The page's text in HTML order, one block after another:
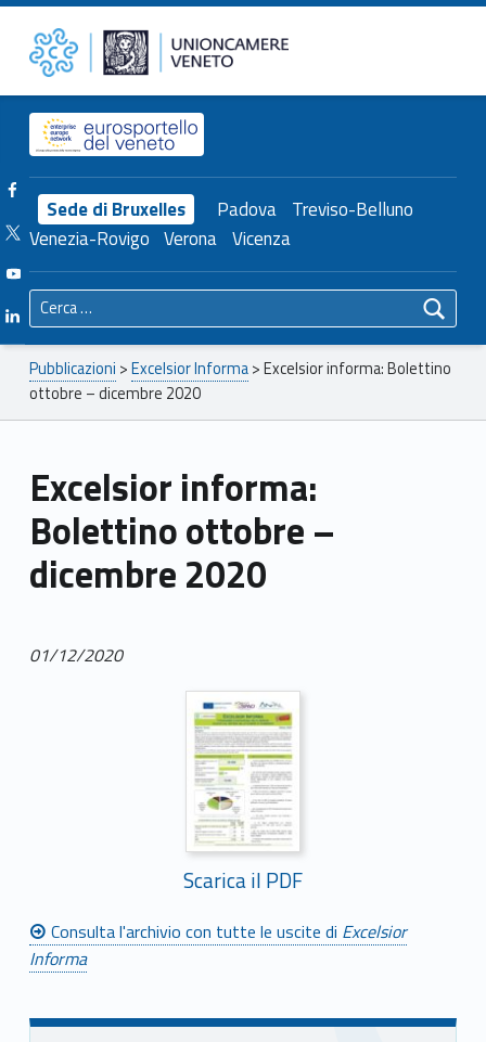
Excelsior informa: Bolettino ottobre – dicembre 2020 – Unioncamere del Veneto Unioncamere del Veneto
Header info sidebar
Sede di Bruxelles Padova Treviso-Belluno
Venezia-Rovigo Verona Vicenza
Facebook Unioncamere Veneto
Twitter Unioncamere Veneto
Youtube Unioncamere Veneto
Linkedin Unioncamere Veneto
Ricerca per:
Breadcrumbs navigation
Pubblicazioni >Excelsior Informa>Excelsior informa: Bolettino
ottobre – dicembre 2020
Excelsior informa:
Bolettino ottobre –
dicembre 2020
01/12/2020
Scarica il PDF
Consulta l'archivio con tutte le uscite di Excelsior
Informa
Skip back to main navigation